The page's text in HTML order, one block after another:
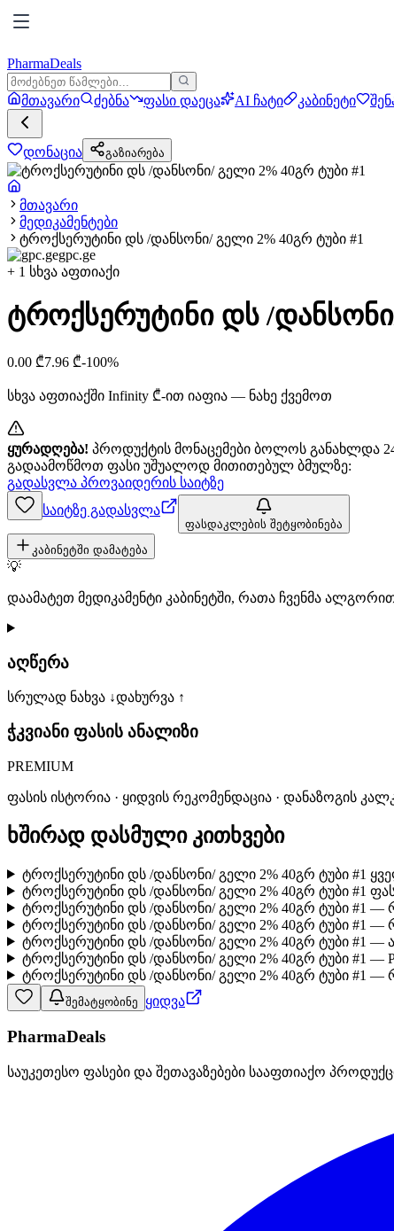
PharmaDeals
მთავარი ძებნა ფასი დაეცა AI ჩატი კაბინეტი
დონაცია გაზიარება
მთავარი
მედიკამენტები
ტროქსერუტინი დს /დანსონი/ გელი 2% 40გრ ტუბი #1
gpc.ge
+ 1 სხვა აფთიაქი
ტროქსერუტინი დს /
0.00 ₾7.96 ₾-100%
სხვა აფთიაქში Infinity ₾-ით იაფია — ნახე ქვემოთ
ყურადღება! პროდუქტის მონაცემები ბოლოს განახლდა
გადაამოწმოთ ფასი უშუალოდ მითითებულ ბმულზე:
გადასვლა პროვაიდერის საიტზე
საიტზე გადასვლა
ფასდაკლების შეტყობინება
კაბინეტში დამატება
💡
დაამატეთ მედიკამენტი კაბინეტში, რათა ჩვენმა
აღწერა
სრულად ნახვა ↓დახურვა ↑
ჭკვიანი ფასის ანალიზი
PREMIUM
ფასის ისტორია · ყიდვის რეკომენდაცია · დანაზოგის
ხშირად დასმული კითხვები
ტროქსერუტინი დს /დანსონი/ გელი 2% 40გრ ტუბი #1
ტროქსერუტინი დს /დანსონი/ გელი 2% 40გრ ტუბი #1
ტროქსერუტინი დს /დანსონი/ გელი 2% 40გრ ტუბი #1
ტროქსერუტინი დს /დანსონი/ გელი 2% 40გრ ტუბი #1
ტროქსერუტინი დს /დანსონი/ გელი 2% 40გრ ტუბი #1
ტროქსერუტინი დს /დანსონი/ გელი 2% 40გრ ტუბი #1 —
ტროქსერუტინი დს /დანსონი/ გელი 2% 40გრ ტუბი #1 —
შემატყობინე ყიდვა
PharmaDeals
საუკეთესო ფასები და შეთავაზებები სააფთიაქო